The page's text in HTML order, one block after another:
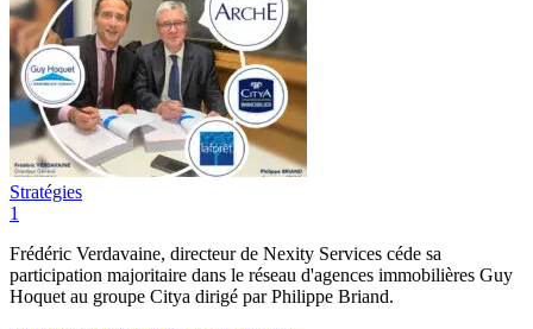
Stratégies
1
Frédéric Verdavaine, directeur de Nexity Services céde sa
participation majoritaire dans le réseau d'agences immobilières Guy
Hoquet au groupe Citya dirigé par Philippe Briand.